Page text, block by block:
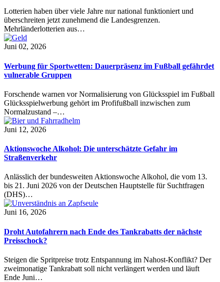
Lotterien haben über viele Jahre nur national funktioniert und
überschreiten jetzt zunehmend die Landesgrenzen.
Mehrländerlotterien aus…
Juni 02, 2026
Werbung für Sportwetten: Dauerpräsenz im Fußball gefährdet
vulnerable Gruppen
Forschende warnen vor Normalisierung von Glücksspiel im Fußball
Glücksspielwerbung gehört im Profifußball inzwischen zum
Normalzustand –…
Juni 12, 2026
Aktionswoche Alkohol: Die unterschätzte Gefahr im
Straßenverkehr
Anlässlich der bundesweiten Aktionswoche Alkohol, die vom 13.
bis 21. Juni 2026 von der Deutschen Hauptstelle für Suchtfragen
(DHS)…
Juni 16, 2026
Droht Autofahrern nach Ende des Tankrabatts der nächste
Preisschock?
Steigen die Spritpreise trotz Entspannung im Nahost-Konflikt? Der
zweimonatige Tankrabatt soll nicht verlängert werden und läuft
Ende Juni…